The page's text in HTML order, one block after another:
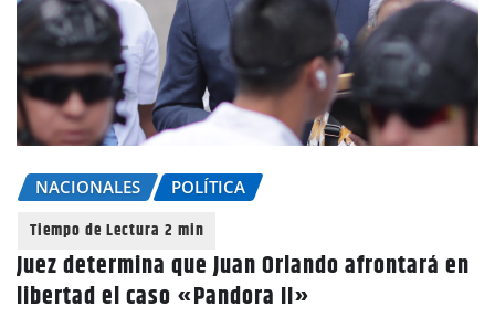
NACIONALES POLÍTICA
Juez determina que Juan Orlando afrontará en
libertad el caso «Pandora II»